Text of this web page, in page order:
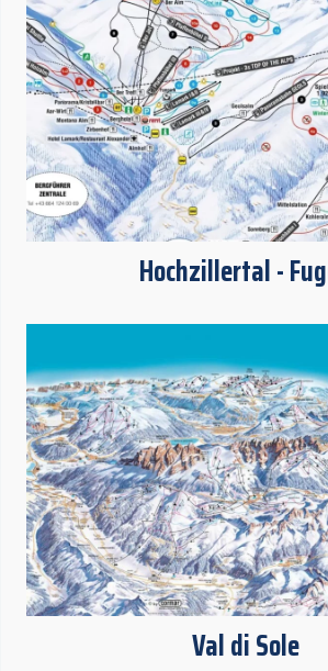
Hochzillertal -
Val di Sole